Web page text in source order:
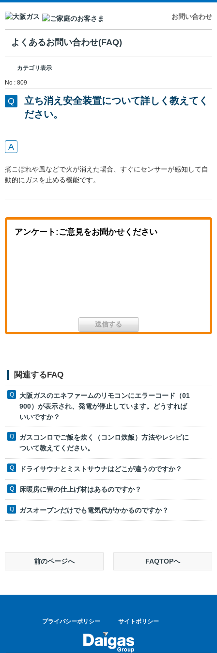
お問い合わせ
よくあるお問い合わせ(FAQ)
カテゴリ表示
No : 809
立ち消え安全装置について詳しく教えてく
ださい。
煮こぼれや風などで火が消えた場合、すぐにセンサーが感知して自
動的にガスを止める機能です。
アンケート:ご意見をお聞かせください
関連するFAQ
大阪ガスのエネファームのリモコンにエラーコード（01
900）が表示され、発電が停止しています。どうすれば
いいですか？
ガスコンロでご飯を炊く（コンロ炊飯）方法やレシピに
ついて教えてください。
ドライサウナとミストサウナはどこが違うのですか？
床暖房に畳の仕上げ材はあるのですか？
ガスオーブンだけでも電気代がかかるのですか？
前のページへ FAQTOPへ
プライバシーポリシー サイトポリシー